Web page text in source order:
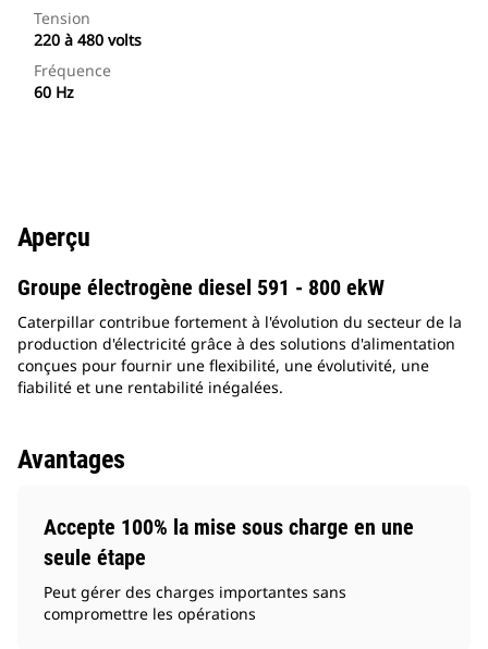
Tension
220 à 480 volts
Fréquence
60 Hz
Aperçu
Groupe électrogène diesel 591 - 800 ekW
Caterpillar contribue fortement à l'évolution du secteur de la
production d'électricité grâce à des solutions d'alimentation
conçues pour fournir une flexibilité, une évolutivité, une
fiabilité et une rentabilité inégalées.
Avantages
Accepte 100% la mise sous charge en une
seule étape
Peut gérer des charges importantes sans
compromettre les opérations